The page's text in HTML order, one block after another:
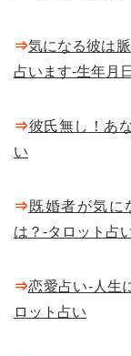
⇒気になる彼は
占います-生年月
⇒彼氏無し！あ
い
⇒既婚者が気
は？-タロット占
⇒恋愛占い-人生
ロット占い